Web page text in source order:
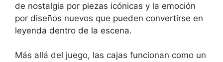
de nostalgia por piezas icónicas y la emoción
por diseños nuevos que pueden convertirse en
leyenda dentro de la escena.
Más allá del juego, las cajas funcionan como un